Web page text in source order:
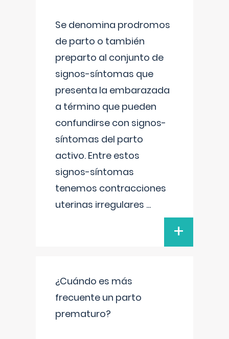
Se denomina prodromos
de parto o también
preparto al conjunto de
signos-síntomas que
presenta la embarazada
a término que pueden
confundirse con signos-
síntomas del parto
activo. Entre estos
signos-síntomas
tenemos contracciones
uterinas irregulares ...
+
¿Cuándo es más
frecuente un parto
prematuro?